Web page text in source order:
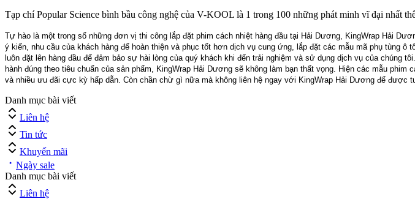
Tạp chí Popular Science bình bầu công nghệ của V-KOOL là 1 trong 100 những phát minh vĩ đại nhất
Tự hào là một trong số những đơn vị thi công lắp đặt phim cách nhiệt hàng đầu tại Hải Dương, KingWrap Hải
ý kiến, nhu cầu của khách hàng để hoàn thiện và phục tốt hơn dịch vụ cung ứng, lắp đặt các mẫu mã phụ
luôn đặt lên hàng đầu để đảm bảo sự hài lòng của quý khách khi đến trải nghiệm và sử dụng dịch vụ của
hành đúng theo tiêu chuẩn của sản phẩm, KingWrap Hải Dương sẽ không làm bạn thất vọng. Hiện các mẫu
và nhiều ưu đãi cực kỳ hấp dẫn. Còn chần chừ gì nữa mà không liên hệ ngay với KingWrap Hải Dương để được
Danh mục bài viết
Liên hệ
Tin tức
Khuyến mãi
Ngày sale
Danh mục bài viết
Liên hệ